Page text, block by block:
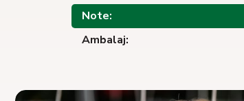
Note:
Ambalaj: